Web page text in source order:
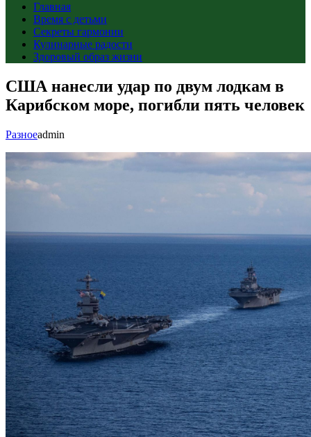
Главная
Время с детьми
Секреты гармонии
Кулинарные радости
Здоровый образ жизни
США нанесли удар по двум лодкам в
Карибском море, погибли пять человек
Разноеadmin